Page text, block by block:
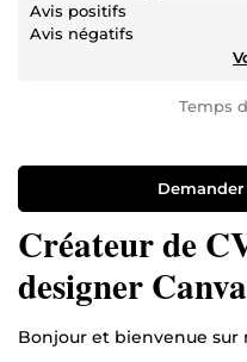
Avis positifs
Avis négatifs
Temps
Créateur de
designer Canva
Bonjour et bienvenue sur